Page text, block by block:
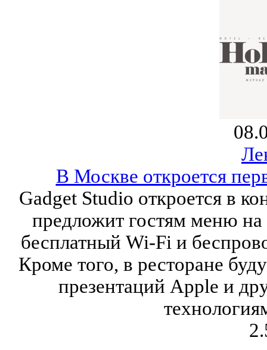
В Москве откроется
Gadget Studio откроется в
предложит гостям меню
бесплатный Wi-Fi и
Кроме того, в ресторане
презентаций Apple и